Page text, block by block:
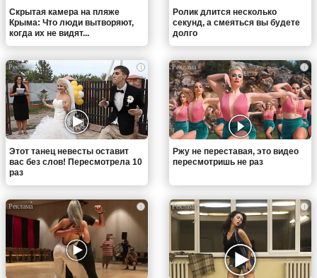
Скрытая камера на пляже
Крыма: Что люди вытворяют,
когда их не видят...
Ролик длится несколько
секунд, а смеяться вы будете
долго
i
Этот танец невесты оставит
вас без слов! Пересмотрела 10
раз
i
Ржу не переставая, это видео
пересмотришь не раз
i i